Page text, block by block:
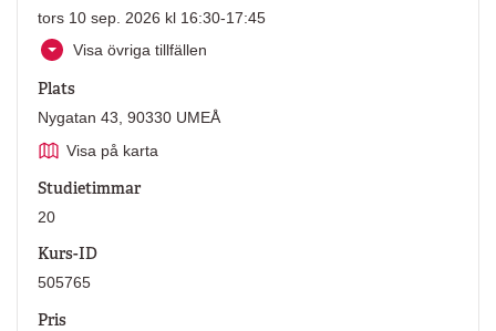
tors 10 sep. 2026 kl 16:30-17:45
Visa övriga tillfällen
Plats
Nygatan 43, 90330 UMEÅ
Visa på karta
Studietimmar
20
Kurs-ID
505765
Pris